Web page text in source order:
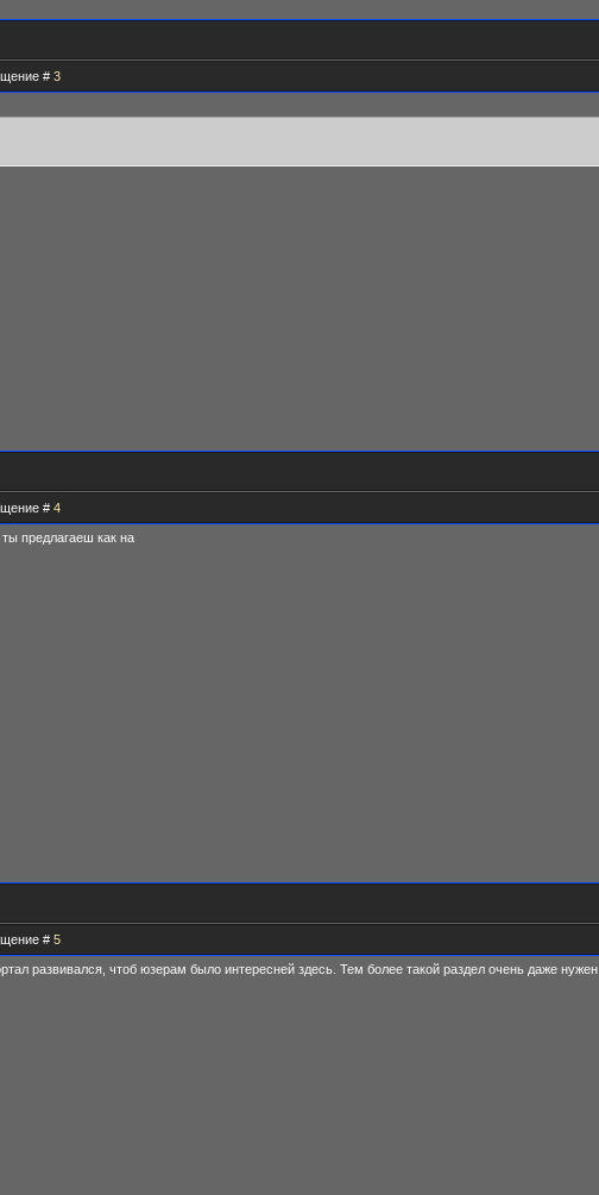
# 3
# 4
предлагаеш как на
# 5
развивался, чтоб юзерам было интересней здесь. Тем более такой раздел очень даже нужен.